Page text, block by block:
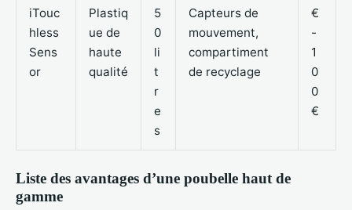
iTouc
hless
Sens
or
Plastiq
ue de
haute
qualité
5
0
li
t
r
e
s
Capteurs de
mouvement,
compartiment
de recyclage
€
-
1
0
0
€
Liste des avantages d’une poubelle haut de
gamme